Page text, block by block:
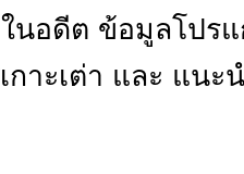
นอดีต ข้อมูลโปร
กาะเต่า และ แนะ